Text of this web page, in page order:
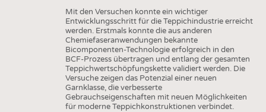
ADRESSEN & LINKS
PUBLIKATIONEN
BRANCHENTERMINE
Mit den Versuchen konnte ein wichtiger
Entwicklungsschritt für die Teppichindustrie erreicht
werden. Erstmals konnte die aus anderen
Chemiefaseranwendungen bekannte
Bicomponenten-Technologie erfolgreich in den
BCF-Prozess übertragen und entlang der gesamten
Teppichwertschöpfungskette validiert werden. Die
Versuche zeigen das Potenzial einer neuen
Garnklasse, die verbesserte
Gebrauchseigenschaften mit neuen Möglichkeiten
für moderne Teppichkonstruktionen verbindet.